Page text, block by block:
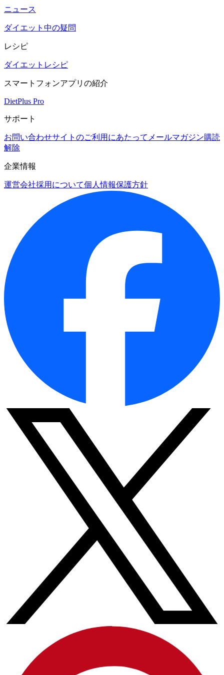
ニュース
ダイエット中の疑問
レシピ
ダイエットレシピ
スマートフォンアプリの紹介
DietPlus Pro
サポート
お問い合わせサイトのご利用にあたって メールマガジン購読
解除
企業情報
運営会社採用について個人情報保護方針